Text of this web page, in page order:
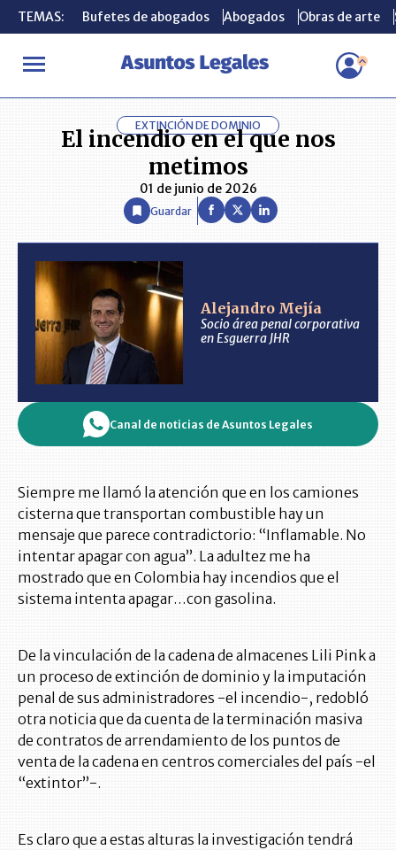
TEMAS: Bufetes de abogados Abogados Obras de arte
INICIO ANÁLISIS ALEJANDRO MEJÍA El incendio en el que
TEMAS: Bufetes de abogados Abogados Obras de arte
EXTINCIÓN DE DOMINIO
El incendio en el que nos
metimos
01 de junio de 2026
Guardar
Alejandro Mejía
Socio área penal corporativa
en Esguerra JHR
Canal de noticias de Asuntos Legales
Siempre me llamó la atención que en los camiones
cisterna que transportan combustible hay un
mensaje que parece contradictorio: “Inflamable. No
intentar apagar con agua”. La adultez me ha
mostrado que en Colombia hay incendios que el
sistema intenta apagar…con gasolina.
De la vinculación de la cadena de almacenes Lili Pink a
un proceso de extinción de dominio y la imputación
penal de sus administradores -el incendio-, redobló
otra noticia que da cuenta de la terminación masiva
de contratos de arrendamiento de los puntos de
venta de la cadena en centros comerciales del país -el
“extintor”-.
Es claro que a estas alturas la investigación tendrá